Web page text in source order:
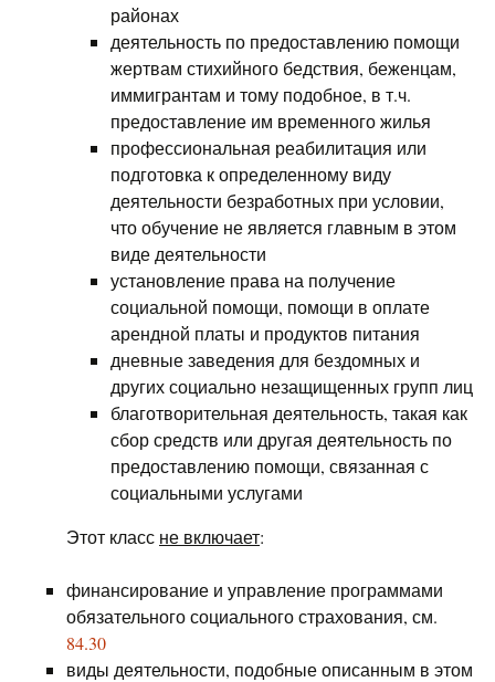
районах
деятельность по предоставлению помощи
жертвам стихийного бедствия, беженцам,
иммигрантам и тому подобное, в т.ч.
предоставление им временного жилья
профессиональная реабилитация или
подготовка к определенному виду
деятельности безработных при условии,
что обучение не является главным в этом
виде деятельности
установление права на получение
социальной помощи, помощи в оплате
арендной платы и продуктов питания
дневные заведения для бездомных и
других социально незащищенных групп лиц
благотворительная деятельность, такая как
сбор средств или другая деятельность по
предоставлению помощи, связанная с
социальными услугами
Этот класс не включает:
финансирование и управление программами
обязательного социального страхования, см.
84.30
виды деятельности, подобные описанным в этом